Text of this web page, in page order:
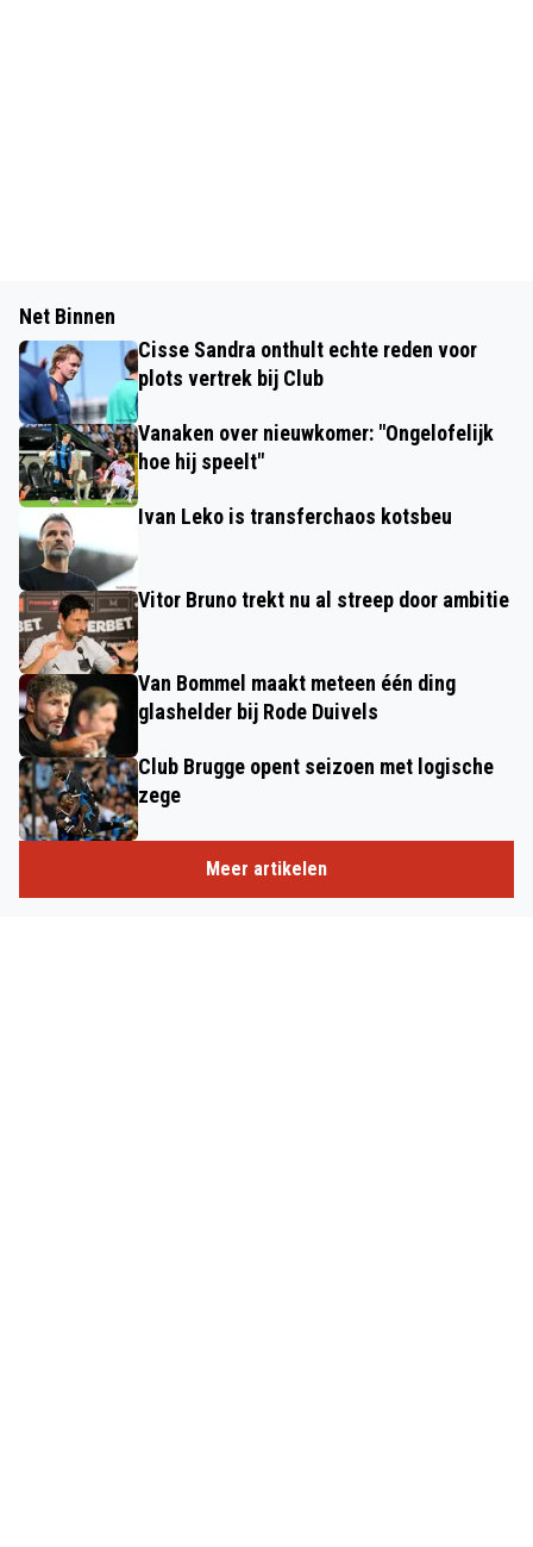
Net Binnen
Cisse Sandra onthult echte reden voor
plots vertrek bij Club
Vanaken over nieuwkomer: "Ongelofelijk
hoe hij speelt"
Ivan Leko is transferchaos kotsbeu
Vitor Bruno trekt nu al streep door ambitie
Van Bommel maakt meteen één ding
glashelder bij Rode Duivels
Club Brugge opent seizoen met logische
zege
Meer artikelen